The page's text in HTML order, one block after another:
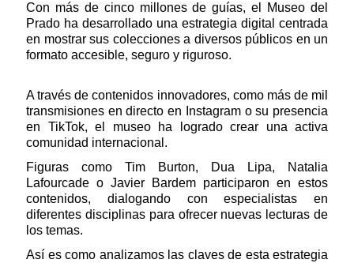
Con más de cinco millones de guías, el Museo del
Prado ha desarrollado una estrategia digital centrada
en mostrar sus colecciones a diversos públicos en un
formato accesible, seguro y riguroso.
A través de contenidos innovadores, como más de mil
transmisiones en directo en Instagram o su presencia
en TikTok, el museo ha logrado crear una activa
comunidad internacional.
Figuras como Tim Burton, Dua Lipa, Natalia
Lafourcade o Javier Bardem participaron en estos
contenidos, dialogando con especialistas en
diferentes disciplinas para ofrecer nuevas lecturas de
los temas.
Así es como analizamos las claves de esta estrategia